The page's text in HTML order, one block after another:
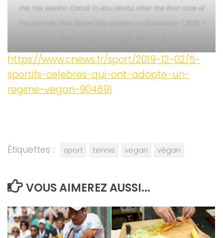
the Yas Marina Circuit in Abu Dhabi, after the final race of
the Formula One Grand Prix season, on December 1, 2019. –
(Photo by ANDREJ ISAKOVIC / AFP)
https://www.cnews.fr/sport/2019-12-02/5-
sportifs-celebres-qui-ont-adopte-un-
regime-vegan-904691
Étiquettes : sport tennis vegan végan
VOUS AIMEREZ AUSSI...